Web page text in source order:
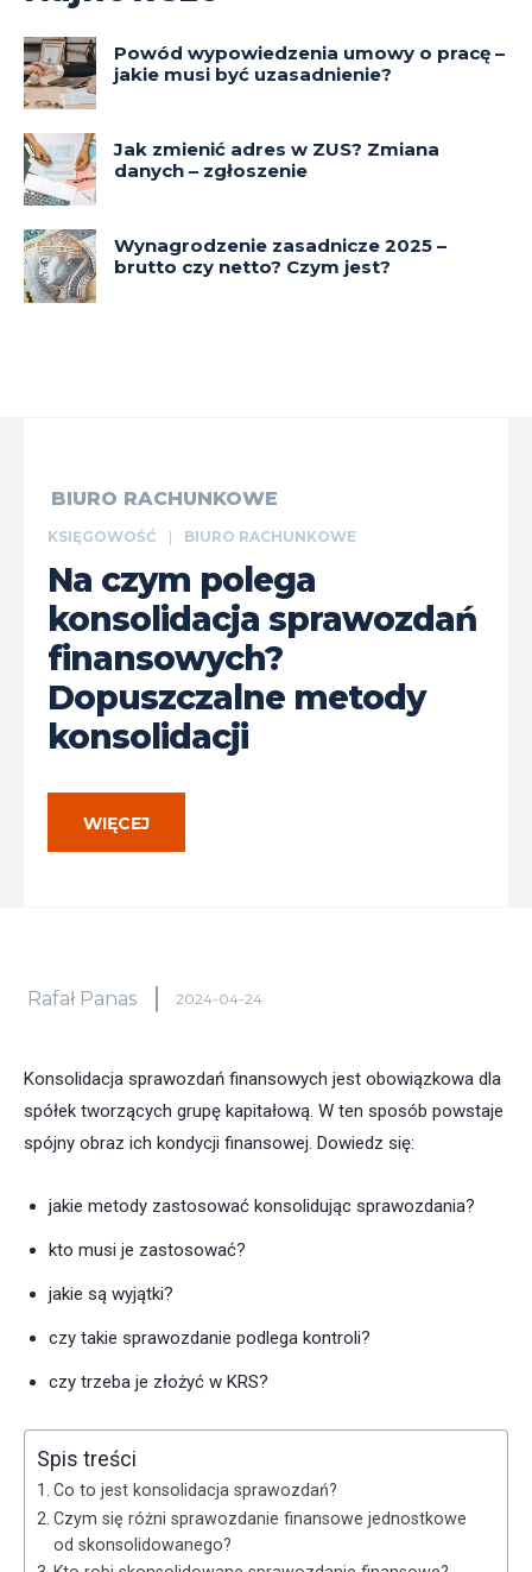
Powód wypowiedzenia umowy o pracę –
jakie musi być uzasadnienie?
Jak zmienić adres w ZUS? Zmiana
danych – zgłoszenie
Wynagrodzenie zasadnicze 2025 –
brutto czy netto? Czym jest?